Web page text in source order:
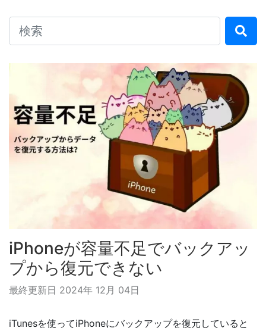
iPhoneが容量不足でバックアッ
プから復元できない
最終更新日 2024年 12月 04日
iTunesを使ってiPhoneにバックアップを復元していると